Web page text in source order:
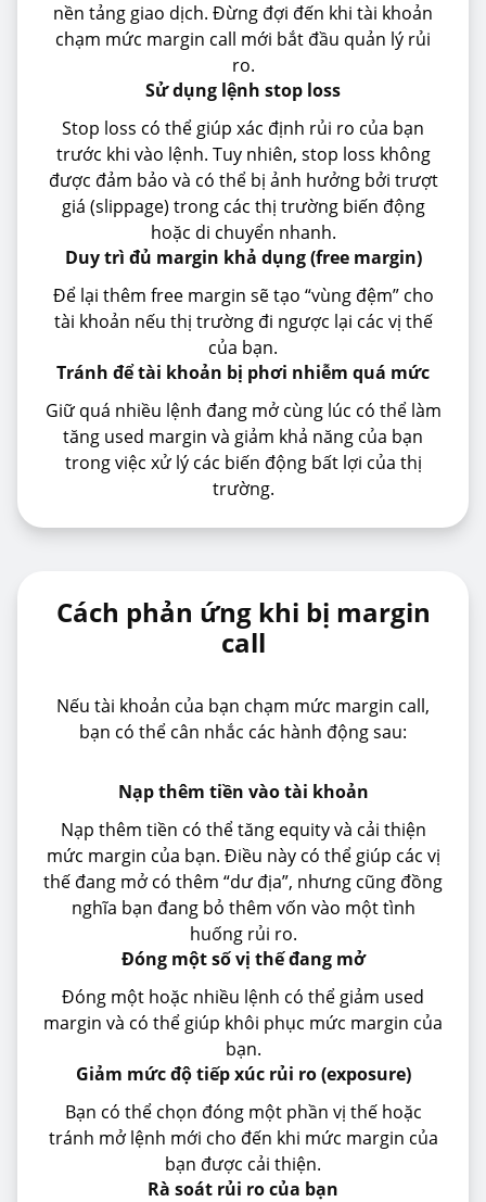
nền tảng giao dịch. Đừng đợi đến khi tài khoản
chạm mức margin call mới bắt đầu quản lý rủi
ro.
Sử dụng lệnh stop loss
Stop loss có thể giúp xác định rủi ro của bạn
trước khi vào lệnh. Tuy nhiên, stop loss không
được đảm bảo và có thể bị ảnh hưởng bởi trượt
giá (slippage) trong các thị trường biến động
hoặc di chuyển nhanh.
Duy trì đủ margin khả dụng (free margin)
Để lại thêm free margin sẽ tạo “vùng đệm” cho
tài khoản nếu thị trường đi ngược lại các vị thế
của bạn.
Tránh để tài khoản bị phơi nhiễm quá mức
Giữ quá nhiều lệnh đang mở cùng lúc có thể làm
tăng used margin và giảm khả năng của bạn
trong việc xử lý các biến động bất lợi của thị
trường.
Cách phản ứng khi bị margin
call
Nếu tài khoản của bạn chạm mức margin call,
bạn có thể cân nhắc các hành động sau:
Nạp thêm tiền vào tài khoản
Nạp thêm tiền có thể tăng equity và cải thiện
mức margin của bạn. Điều này có thể giúp các vị
thế đang mở có thêm “dư địa”, nhưng cũng đồng
nghĩa bạn đang bỏ thêm vốn vào một tình
huống rủi ro.
Đóng một số vị thế đang mở
Đóng một hoặc nhiều lệnh có thể giảm used
margin và có thể giúp khôi phục mức margin của
bạn.
Giảm mức độ tiếp xúc rủi ro (exposure)
Bạn có thể chọn đóng một phần vị thế hoặc
tránh mở lệnh mới cho đến khi mức margin của
bạn được cải thiện.
Rà soát rủi ro của bạn